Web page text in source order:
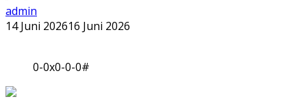
admin
14 Juni 202616 Juni 2026
0-0x0-0-0#